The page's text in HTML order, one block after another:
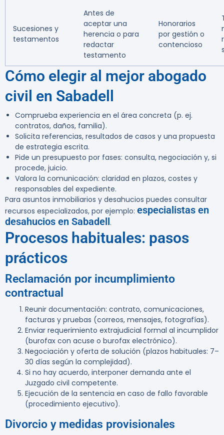
Sucesiones y
testamentos
Antes de
aceptar una
herencia o para
redactar
testamento
Honorarios
por gestión o
contencioso
Cómo elegir al mejor abogado
civil en Sabadell
Comprueba experiencia en el área concreta (p. ej.
contratos, daños, familia).
Solicita referencias, resultados de casos y una propuesta
de estrategia escrita.
Pide un presupuesto por fases: consulta, negociación y, si
procede, juicio.
Valora la comunicación: claridad en plazos, costes y
responsables del expediente.
Para asuntos inmobiliarios y desahucios puedes consultar
recursos especializados, por ejemplo: especialistas en
desahucios en Sabadell.
Procesos habituales: pasos
prácticos
Reclamación por incumplimiento
contractual
Reunir documentación: contrato, comunicaciones,
facturas y pruebas (correos, mensajes, fotografías).
Enviar requerimiento extrajudicial formal al incumplidor
(burofax con acuse o burofax electrónico).
Negociación y oferta de solución (plazos habituales: 7–
30 días según la complejidad).
Si no hay acuerdo, interponer demanda ante el
Juzgado civil competente.
Ejecución de la sentencia en caso de fallo favorable
(procedimiento ejecutivo).
Divorcio y medidas provisionales